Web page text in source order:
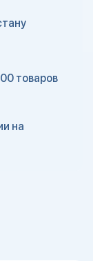
товаров
на